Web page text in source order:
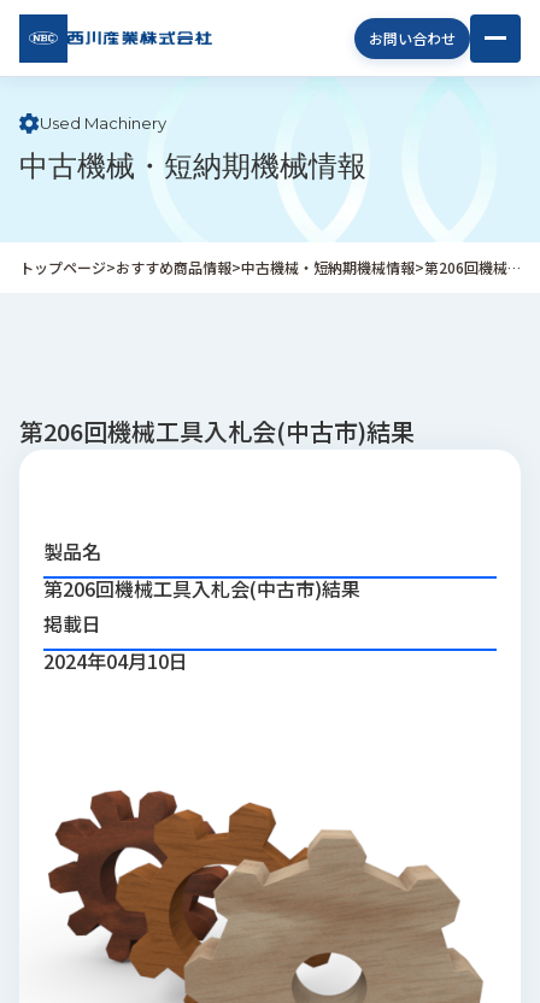
お問い合わせ
西川
産業
企
業
報
り
組
品
情
報
受
Used Machinery
中古機械・短納期機械情報
トップページ>おすすめ商品情報>中古機械・短納期機械情報> 第206回機械工具入札会(中古市)結果
第206回機械工具入札会(中古市)結果
製品名
第206回機械工具入札会(中古市)結果
掲載日
2024年04月10日